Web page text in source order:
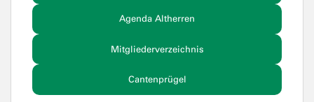
Agenda Altherren
Mitgliederverzeichnis
Cantenprügel